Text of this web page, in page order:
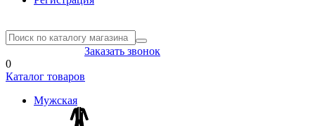
Заказать звонок
0
Каталог товаров
Мужская